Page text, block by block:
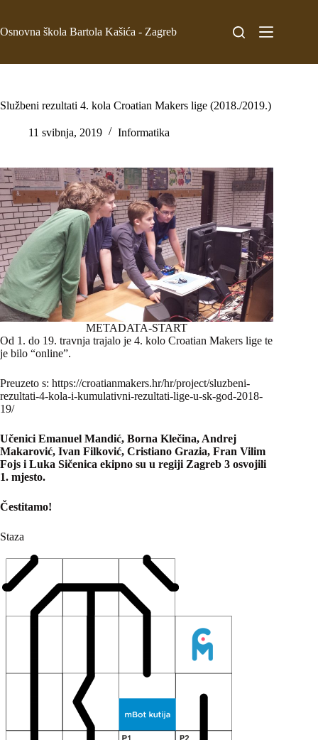
Osnovna škola Bartola Kašića - Zagreb
Službeni rezultati 4. kola Croatian Makers lige (2018./2019.)
11 svibnja, 2019 Informatika
METADATA-START
Od 1. do 19. travnja trajalo je 4. kolo Croatian Makers lige te
je bilo “online”.
Preuzeto s: https://croatianmakers.hr/hr/project/sluzbeni-
rezultati-4-kola-i-kumulativni-rezultati-lige-u-sk-god-2018-
19/
Učenici Emanuel Mandić, Borna Klečina, Andrej
Makarović, Ivan Filković, Cristiano Grazia, Fran Vilim
Fojs i Luka Sičenica ekipno su u regiji Zagreb 3 osvojili
1. mjesto.
Čestitamo!
Staza